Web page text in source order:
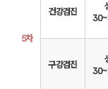
5차
건강검진
구강검진